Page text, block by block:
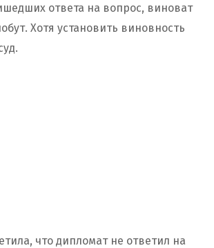
ответа на вопрос, виноват
Хотя установить виновность
что дипломат не ответил на